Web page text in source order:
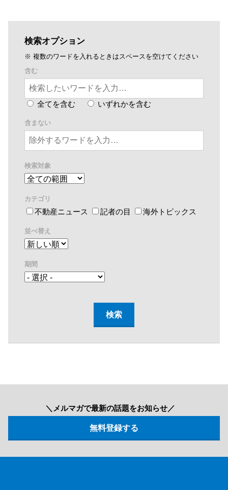
検索オプション
※ 複数のワードを入れるときはスペースを空けてください
含む
全てを含む いずれかを含む
含まない
検索対象
カテゴリ
不動産ニュース 記者の目 海外トピックス
並べ替え
期間
＼メルマガで最新の話題をお知らせ／